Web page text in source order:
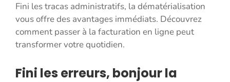
Fini les tracas administratifs, la dématérialisation
vous offre des avantages immédiats. Découvrez
comment passer à la facturation en ligne peut
transformer votre quotidien.
Fini les erreurs, bonjour la